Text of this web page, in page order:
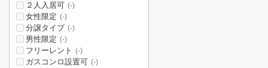
２人入居可 (-)
女性限定 (-)
分譲タイプ (-)
男性限定 (-)
フリーレント (-)
ガスコンロ設置可 (-)